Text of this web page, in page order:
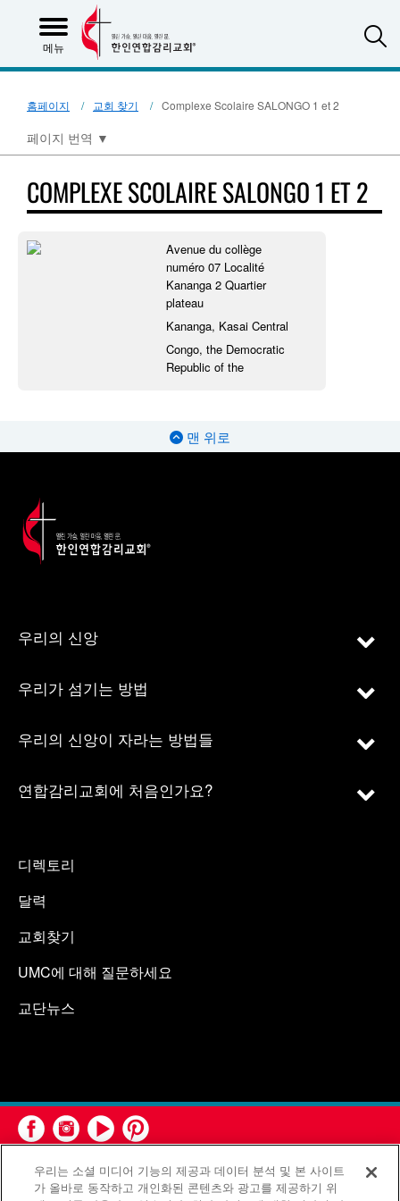
메뉴
홈페이지 교회 찾기 Complexe Scolaire SALONGO 1 et 2
페이지 번역 ▼
COMPLEXE SCOLAIRE SALONGO 1 ET 2
Avenue du collège
numéro 07 Localité
Kananga 2 Quartier
plateau
Kananga, Kasai Central
Congo, the Democratic
Republic of the
맨 위로
우리의 신앙
우리가 섬기는 방법
우리의 신앙이 자라는 방법들
연합감리교회에 처음인가요?
디렉토리
달력
교회찾기
UMC에 대해 질문하세요
교단뉴스
우리는 소셜 미디어 기능의 제공과 데이터 분석 및 본 사이트
가 올바로 동작하고 개인화된 콘텐츠와 광고를 제공하기 위